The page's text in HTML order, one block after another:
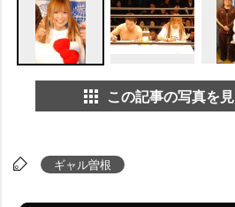
この記事の写真を見
ギャル曽根